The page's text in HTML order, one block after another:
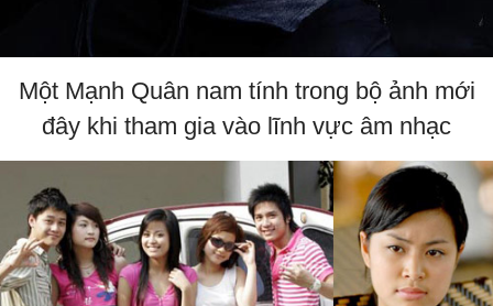
Một Mạnh Quân nam tính trong bộ ảnh mới
đây khi tham gia vào lĩnh vực âm nhạc